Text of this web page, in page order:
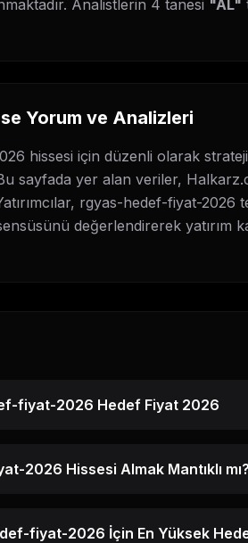
Analistlerin 4 tanesi "AL"
Yorum ve Analizleri
hissesi için düzenli olarak
sayfada yer alan veriler,
rgyas-hedef-fiyat-2026
değerlendirerek yatırım
fiyat-2026 Hedef Fiyat 2026
2026 Hissesi Almak Mantıklı mı?
fiyat-2026 İçin En Yüksek